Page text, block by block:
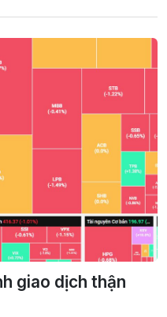
giao dịch thận